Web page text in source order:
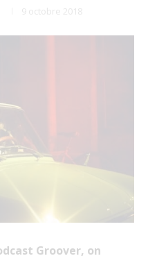
9 octobre 2018
Groover, on